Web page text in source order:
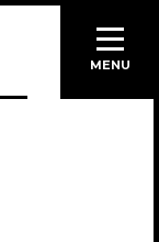
MENU